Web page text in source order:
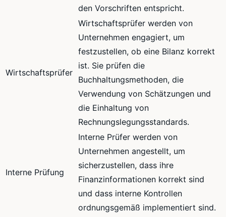
den Vorschriften entspricht.
Wirtschaftsprüfer
Wirtschaftsprüfer werden von
Unternehmen engagiert, um
festzustellen, ob eine Bilanz korrekt
ist. Sie prüfen die
Buchhaltungsmethoden, die
Verwendung von Schätzungen und
die Einhaltung von
Rechnungslegungsstandards.
Interne Prüfung
Interne Prüfer werden von
Unternehmen angestellt, um
sicherzustellen, dass ihre
Finanzinformationen korrekt sind
und dass interne Kontrollen
ordnungsgemäß implementiert sind.